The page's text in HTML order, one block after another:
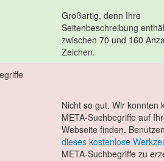
Großartig, denn Ihre
Seitenbeschreibung
zwischen 70 und 160
Zeichen.
Nicht so gut. Wir konnten
META-Suchbegriffe auf
Webseite finden.
dieses kostenlose
META-Suchbegriffe zu